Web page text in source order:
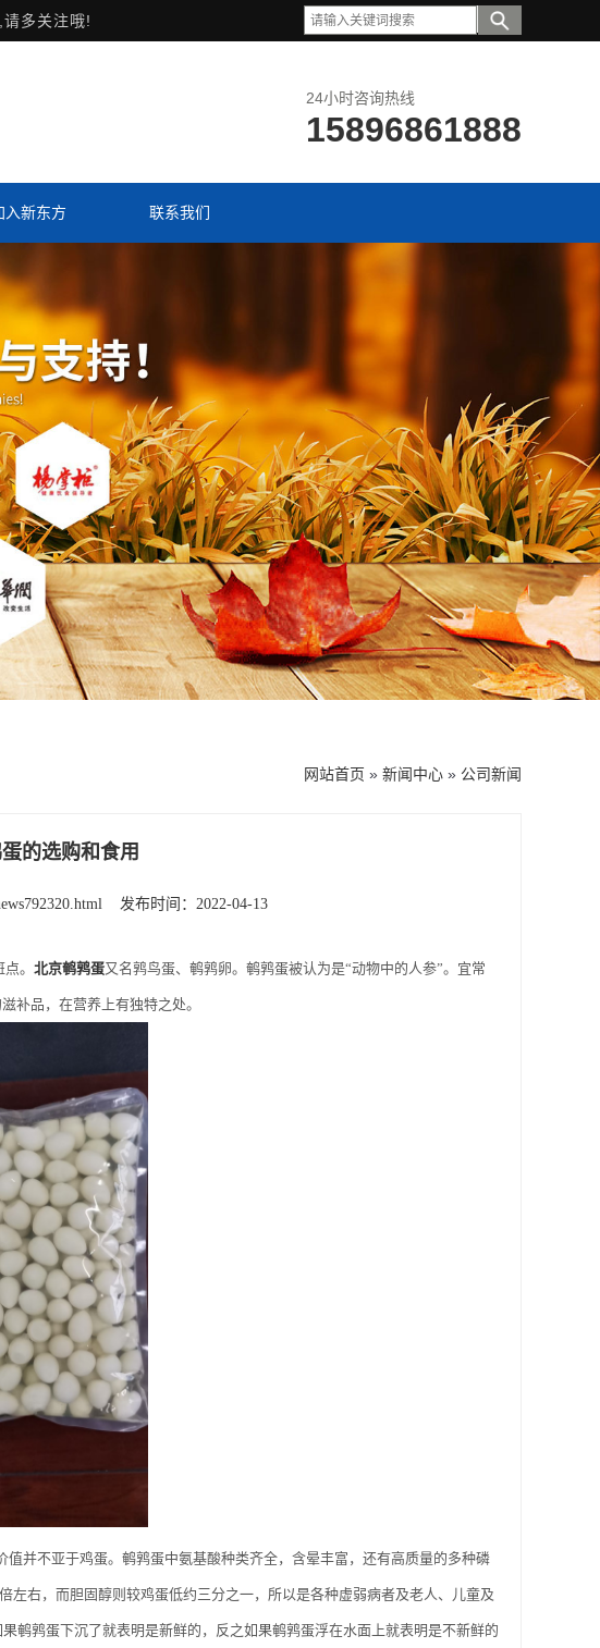
多关注哦!
24小时咨询热线
15896861888
入新东方 联系我们
网站首页 » 新闻中心 » 公司新闻
的选购和食用
发布时间：2022-04-13
。 北京鹌鹑蛋又名鹑鸟蛋、鹌鹑卵。鹌鹑蛋被认为是“动物中的人参”。宜常
补品，在营养上有独特之处。
并不亚于鸡蛋。鹌鹑蛋中氨基酸种类齐全，含晕丰富，还有高质量的多种磷
左右，而胆固醇则较鸡蛋低约三分之一，所以是各种虚弱病者及老人、儿童及
鹌鹑蛋下沉了就表明是新鲜的，反之如果鹌鹑蛋浮在水面上就表明是不新鲜的